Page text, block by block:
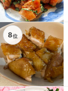
8位